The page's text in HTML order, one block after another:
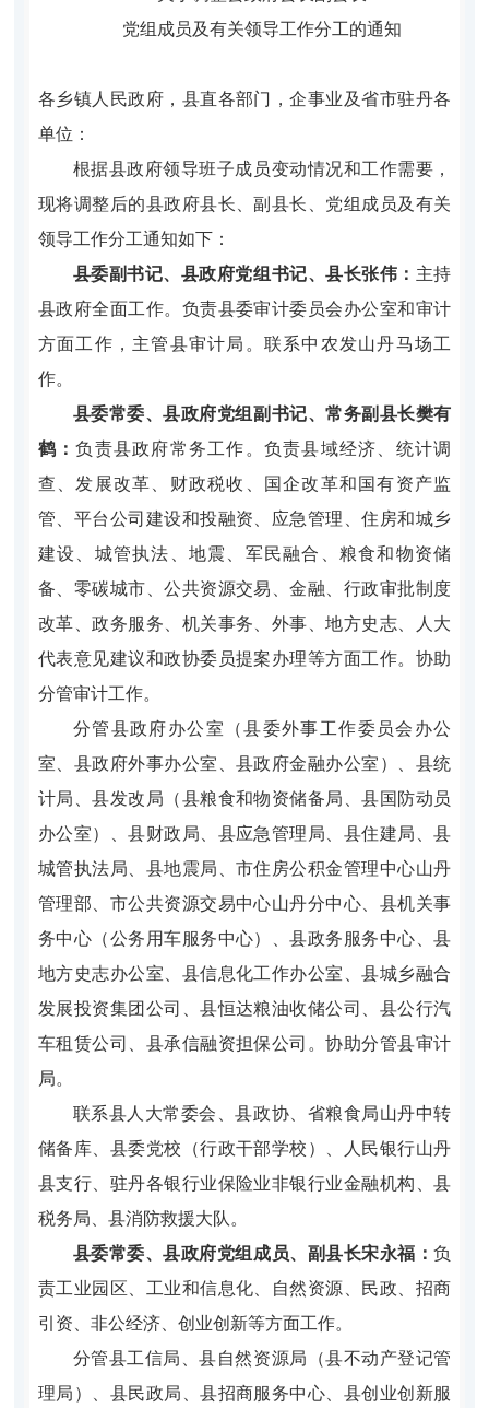
党组成员及有关领导工作分工的通知
各乡镇人民政府，县直各部门，企事业及省市驻丹各
单位：
根据县政府领导班子成员变动情况和工作需要，
现将调整后的县政府县长、副县长
、党组成员及有关
领导工作分工通知如下：
县委副书记、县政府党组书记、县长张伟： 主持
县政府全面工作。负责县委审计委员会办公室和审计
方面工作，主管县审计局。联系中农发山丹马场工
作。
县委常委、县政府党组副书记、常务副县长樊有
鹤：负责县政府常务工作。负责县域经济、统计调
查、发展改革、财政税收、国企改革和国有资产监
管、平台公司建设和投融资、应急管理、住房和城乡
建设、城管执法、地震、军民融合、粮食和物资储
备、零碳城市、公共资源交易、金融、行政审批制度
改革、政务服务、机关事务、外事、地方史志、人大
代表意见建议和政协委员提案办理等方面工作。协助
分管审计工作。
分管县政府办公室（县委外事工作委员会办公
室、县政府外事办公室、县政府金融办公室）、县统
计局、县发改局（县粮食和物资储备局
、县国防动员
办公室）、县财政局、县应急管理局、县住建局、县
城管执法局、县地震局、市住房公积金管理中心山丹
管理部、市公共资源交易中心山丹分中心、县机关事
务中心（公务用车服务中心）、县政务服务中心、县
地方史志办公室、县信息化工作办公室、县城乡融合
发展投资集团公司、县恒达粮油收储公司、县公行汽
车租赁公司、县承信融资担保公司。协助分管县审计
局。
联系县人大常委会、县政协、省粮食局山丹中转
储备库、县委党校（行政干部学校）、人民银行山丹
县支行、驻丹各银行业保险业非银行业金融机构、县
税务局、县消防救援大队。
县委常委、县政府党组成员、副县长宋永福：负
责工业园区、工业和信息化、自然资源、民政、招商
引资、非公经济、创业创新等方面工作。
分管县工信局、县自然资源局（县不动产登记管
理局）、县民政局、县招商服务中心、县创业创新服